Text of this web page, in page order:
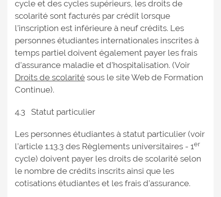
cycle et des cycles supérieurs, les droits de
scolarité sont facturés par crédit lorsque
l’inscription est inférieure à neuf crédits. Les
personnes étudiantes internationales inscrites à
temps partiel doivent également payer les frais
d’assurance maladie et d’hospitalisation. (Voir
Droits de scolarité sous le site Web de Formation
Continue).
4.3 Statut particulier
Les personnes étudiantes à statut particulier (voir
l’article 1.13.3 des Règlements universitaires - 1er
cycle) doivent payer les droits de scolarité selon
le nombre de crédits inscrits ainsi que les
cotisations étudiantes et les frais d’assurance.